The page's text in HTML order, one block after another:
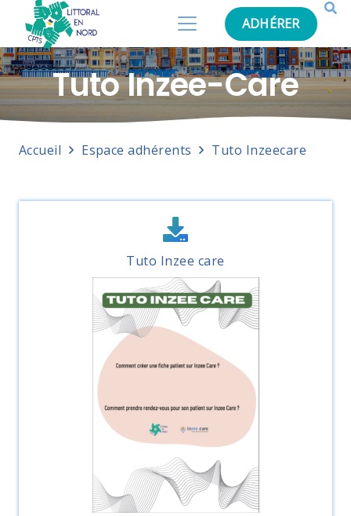
ADHÉRER
Tuto Inzee-Care
Accueil Espace adhérents Tuto Inzeecare
Tuto Inzee care